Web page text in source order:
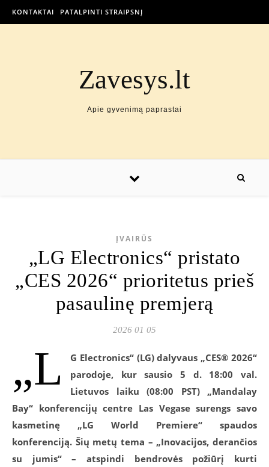
KONTAKTAI PATALPINTI STRAIPSNĮ
Zavesys.lt
Apie gyvenimą paprastai
ĮVAIRŪS
„LG Electronics“ pristato
„CES 2026“ prioritetus prieš
pasaulinę premjerą
2026 01 05
„L
G Electronics“ (LG) dalyvaus „CES® 2026“
parodoje, kur sausio 5 d. 18:00 val.
Lietuvos laiku (08:00 PST) „Mandalay
Bay“ konferencijų centre Las Vegase surengs savo
kasmetinę „LG World Premiere“ spaudos
konferenciją. Šių metų tema – „Inovacijos, derančios
su jumis“ – atspindi bendrovės požiūrį kurti